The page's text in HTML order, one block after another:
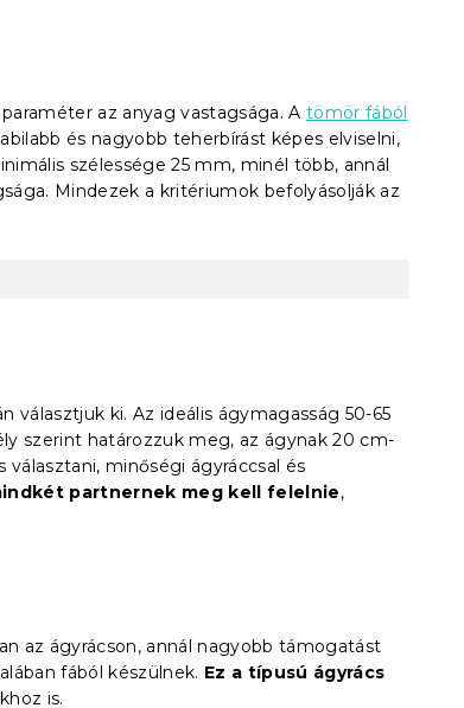
az anyag vastagsága. Atömör fából
és nagyobb teherbírást képes elviselni,
szélessége 25 mm, minél több, annál
Mindezek a kritériumok befolyásolják az
választjuk ki. Az ideális ágymagasság 50-65
szerint határozzuk meg, az ágynak 20 cm-
minőségi ágyráccsal és
partnernek meg kell felelnie,
az ágyrácson, annál nagyobb támogatást
fából készülnek. Ez a típusú ágyrács
is.